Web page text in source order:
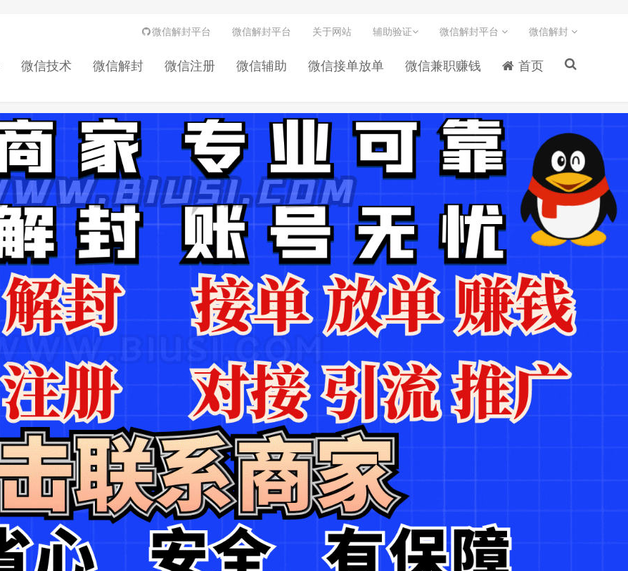
微信技术 微信解封 微信注册 微信辅助 微信接单放单 微信兼职赚钱 首页
微信解封平台 微信解封平台 关于网站 辅助验证 微信解封平台 微信解封